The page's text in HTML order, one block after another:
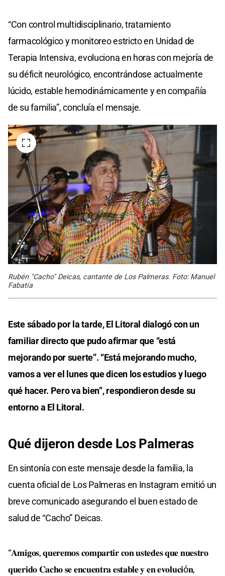
“Con control multidisciplinario, tratamiento
farmacológico y monitoreo estricto en Unidad de
Terapia Intensiva, evoluciona en horas con mejoría de
su déficit neurológico, encontrándose actualmente
lúcido, estable hemodinámicamente y en compañía
de su familia”, concluía el mensaje.
Rubén "Cacho" Deicas, cantante de Los Palmeras. Foto: Manuel
Fabatía
Este sábado por la tarde, El Litoral dialogó con un
familiar directo que pudo afirmar que “está
mejorando por suerte”. “Está mejorando mucho,
vamos a ver el lunes que dicen los estudios y luego
qué hacer. Pero va bien”, respondieron desde su
entorno a El Litoral.
Qué dijeron desde Los Palmeras
En sintonía con este mensaje desde la familia, la
cuenta oficial de Los Palmeras en Instagram emitió un
breve comunicado asegurando el buen estado de
salud de “Cacho” Deicas.
“𝐀𝐦𝐢𝐠𝐨𝐬, 𝐪𝐮𝐞𝐫𝐞𝐦𝐨𝐬 𝐜𝐨𝐦𝐩𝐚𝐫𝐭𝐢𝐫 𝐜𝐨𝐧 𝐮𝐬𝐭𝐞𝐝𝐞𝐬 𝐪𝐮𝐞 𝐧𝐮𝐞𝐬𝐭𝐫𝐨
𝐪𝐮𝐞𝐫𝐢𝐝𝐨 𝐂𝐚𝐜𝐡𝐨 𝐬𝐞 𝐞𝐧𝐜𝐮𝐞𝐧𝐭𝐫𝐚 𝐞𝐬𝐭𝐚𝐛𝐥𝐞 𝐲 𝐞𝐧 𝐞𝐯𝐨𝐥𝐮𝐜𝐢ó𝐧,